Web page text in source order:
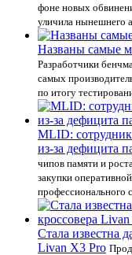
фоне новых
уличила нынешнего
Названы самые
Разработчики
самых
по итогу
MLID:
из-за дефицита
чипов памяти и
закупки
профессионального
Стала известна
Livan X3 Pro